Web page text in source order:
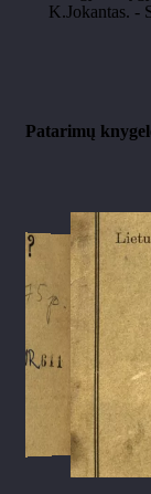
K.Jokantas. -
Patarimų